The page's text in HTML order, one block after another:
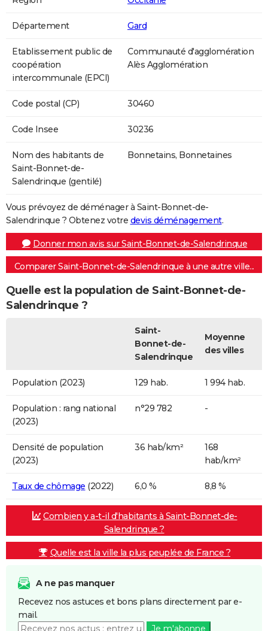
Département Gard
Etablissement public de
coopération
intercommunale (EPCI)
Communauté d'agglomération
Alès Agglomération
Code postal (CP) 30460
Code Insee 30236
Nom des habitants de
Saint-Bonnet-de-
Salendrinque (gentilé)
Bonnetains, Bonnetaines
Vous prévoyez de déménager à Saint-Bonnet-de-
Salendrinque ? Obtenez votre devis déménagement.
Donner mon avis sur Saint-Bonnet-de-Salendrinque
Comparer Saint-Bonnet-de-Salendrinque à une autre ville...
Quelle est la population de Saint-Bonnet-de-
Salendrinque ?
Saint-
Bonnet-de-
Salendrinque
Moyenne
des villes
Population (2023) 129 hab. 1 994 hab.
Population : rang national
(2023)
n°29 782 -
Densité de population
(2023)
36 hab/km²
168
hab/km²
Taux de chômage (2022) 6,0 % 8,8 %
Combien y a-t-il d'habitants à Saint-Bonnet-de-
Salendrinque ?
Quelle est la ville la plus peuplée de France ?
A ne pas manquer
Recevez nos astuces et bons plans directement par e-
mail.
Je m'abonne